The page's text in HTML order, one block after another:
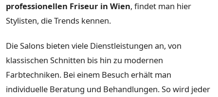
professionellen Friseur in Wien, findet man hier
Stylisten, die Trends kennen.
Die Salons bieten viele Dienstleistungen an, von
klassischen Schnitten bis hin zu modernen
Farbtechniken. Bei einem Besuch erhält man
individuelle Beratung und Behandlungen. So wird jeder